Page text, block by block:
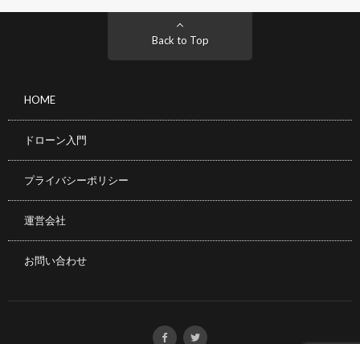
Back to Top
HOME
ドローン入門
プライバシーポリシー
運営会社
お問い合わせ